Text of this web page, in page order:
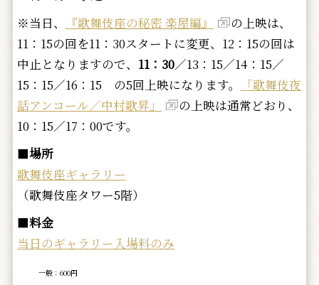
※当日、
『歌舞伎座の秘密 楽屋編』
の上映は、
11：15の回を11：30スタートに変更、12：15の回は
中止となりますので、 11：30／13：15／14：15／
15：15／16：15 の5回上映になります。
「歌舞伎夜
話アンコール／中村歌昇」
の上映は通常どおり、
10：15／17：00です。
■場所
歌舞伎座ギャラリー
（歌舞伎座タワー5階）
■料金
当日のギャラリー入場料のみ
一般：600円